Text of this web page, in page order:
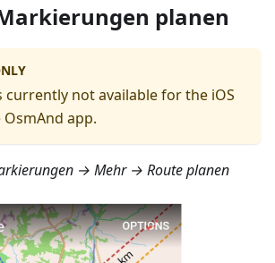
planen
currently not available for the iOS
app.
→ Mehr → Route planen